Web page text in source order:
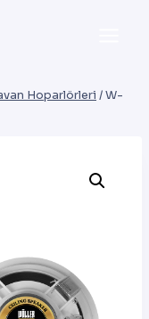
Hoparlörleri /W-